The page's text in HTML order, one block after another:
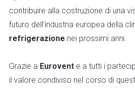
contribuire alla costruzione di una
futuro dell’industria europea della
refrigerazione nei prossimi anni.
Grazie a Eurovent e a tutti i
il valore condiviso nel corso di